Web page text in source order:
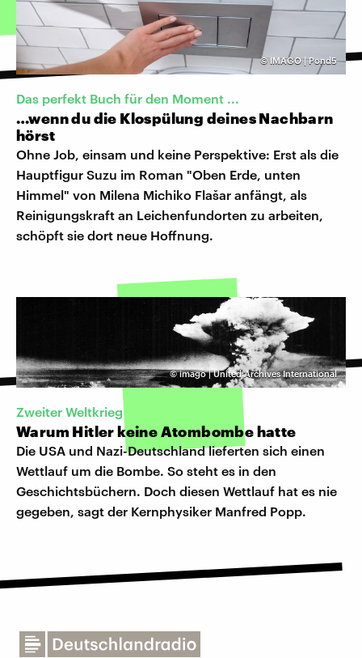
©IMAGO | Pond5
Das perfekt Buch für den Moment ...
…wenn du die Klospülung deines Nachbarn
hörst
Ohne Job, einsam und keine Perspektive: Erst als die
Hauptfigur Suzu im Roman "Oben Erde, unten
Himmel" von Milena Michiko Flašar anfängt, als
Reinigungskraft an Leichenfundorten zu arbeiten,
schöpft sie dort neue Hoffnung.
©imago | United Archives International
Zweiter Weltkrieg
Warum Hitler keine Atombombe hatte
Die USA und Nazi-Deutschland lieferten sich einen
Wettlauf um die Bombe. So steht es in den
Geschichtsbüchern. Doch diesen Wettlauf hat es nie
gegeben, sagt der Kernphysiker Manfred Popp.